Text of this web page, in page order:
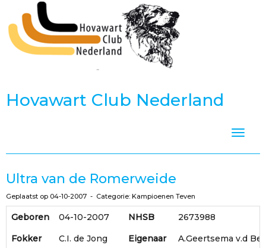
Hovawart Club Nederland
Ultra van de Romerweide
Geplaatst op 04-10-2007 - Categorie: Kampioenen Teven
Geboren 04-10-2007 NHSB
2673988
Fokker
C.I. de Jong Eigenaar
A.Geertsema v.d